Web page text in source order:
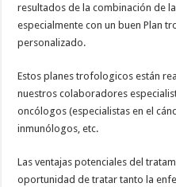
resultados de la combinación de
especialmente con un buen Plan
personalizado.
Estos planes trofologicos están
nuestros colaboradores
oncólogos (especialistas en el
inmunólogos, etc.
Las ventajas potenciales del
oportunidad de tratar tanto la